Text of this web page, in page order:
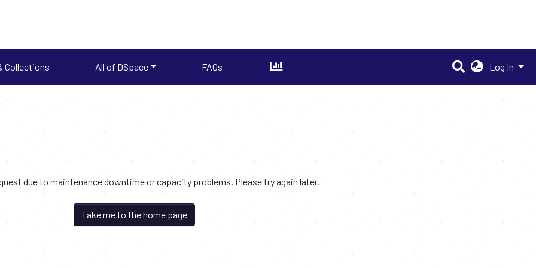
Collections All of DSpace FAQs Log In
due to maintenance downtime or capacity problems. Please try again later.
Take me to the home page